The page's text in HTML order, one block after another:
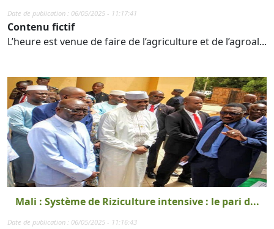
Date de publication : 06/05/2025 - 11:17:41
Contenu fictif
L’heure est venue de faire de l’agriculture et de l’agroal...
Mali : Système de Riziculture intensive : le pari d...
Date de publication : 06/05/2025 - 11:16:43